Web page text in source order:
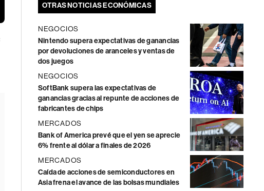
OTRAS NOTICIAS ECONÓMICAS
NEGOCIOS
Nintendo supera expectativas de ganancias
por devoluciones de aranceles y ventas de
dos juegos
NEGOCIOS
SoftBank supera las expectativas de
ganancias gracias al repunte de acciones de
fabricantes de chips
MERCADOS
Bank of America prevé que el yen se aprecie
6% frente al dólar a finales de 2026
MERCADOS
Caída de acciones de semiconductores en
Asia frena el avance de las bolsas mundiales